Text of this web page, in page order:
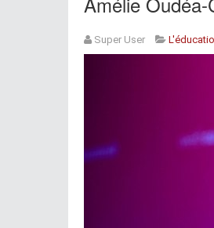
Super User